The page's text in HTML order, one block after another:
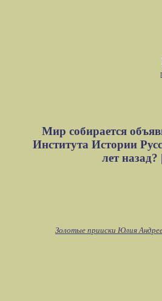
Мир собирается
Института Истории
лет
Золотые прииски Юлия